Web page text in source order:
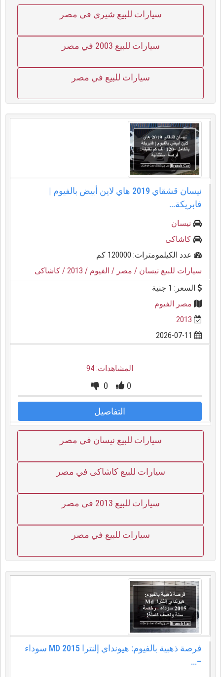
سيارات للبيع شيري في مصر
سيارات للبيع 2003 في مصر
سيارات للبيع في مصر
نيسان قشقاي 2019 هاي لاين أبيض بالفيوم |
فابريكة...
نيسان
كاشاكى
عدد الكيلمومترات: 120000 كم
سيارات للبيع نيسان / مصر / الفيوم / 2013
/ كاشاكى
السعر: 1 جنية
مصر الفيوم
2013
المشاهدات: 94
0
0
التفاصيل
سيارات للبيع نيسان في مصر
سيارات للبيع كاشاكى في مصر
سيارات للبيع 2013 في مصر
سيارات للبيع في مصر
فرصة ذهبية بالفيوم: هيونداي إلنترا MD 2015 سوداء
–...